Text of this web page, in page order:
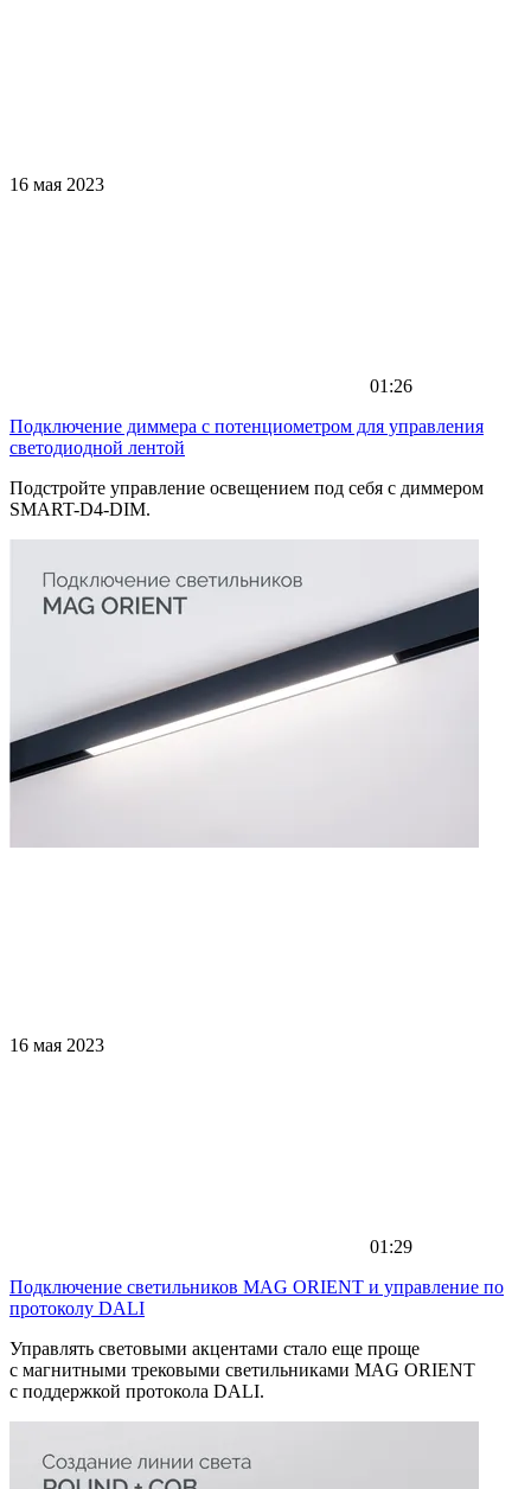
16 мая 2023
01:26
Подключение диммера с потенциометром для управления
светодиодной лентой
Подстройте управление освещением под себя с диммером
SMART-D4-DIM.
16 мая 2023
01:29
Подключение светильников MAG ORIENT и управление по
протоколу DALI
Управлять световыми акцентами стало еще проще
с магнитными трековыми светильниками MAG ORIENT
с поддержкой протокола DALI.